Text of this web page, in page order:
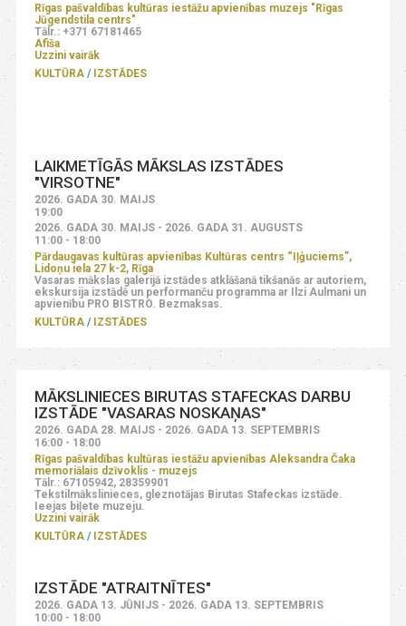
Rīgas pašvaldības kultūras iestāžu apvienības muzejs "Rīgas
Jūgendstila centrs"
Tālr.: +371 67181465
Afiša
Uzzini vairāk
KULTŪRA
IZSTĀDES
LAIKMETĪGĀS MĀKSLAS IZSTĀDES
"VIRSOTNE"
2026. GADA 30. MAIJS
19:00
2026. GADA 30. MAIJS - 2026. GADA 31. AUGUSTS
11:00 - 18:00
Pārdaugavas kultūras apvienības Kultūras centrs “Iļģuciems”,
Lidoņu iela 27 k-2, Rīga
Vasaras mākslas galerijā izstādes atklāšanā tikšanās ar autoriem,
ekskursija izstādē un performanču programma ar Ilzi Aulmani un
apvienību PRO BISTRO. Bezmaksas.
KULTŪRA
IZSTĀDES
MĀKSLINIECES BIRUTAS STAFECKAS DARBU
IZSTĀDE "VASARAS NOSKAŅAS"
2026. GADA 28. MAIJS - 2026. GADA 13. SEPTEMBRIS
16:00 - 18:00
Rīgas pašvaldības kultūras iestāžu apvienības Aleksandra Čaka
memoriālais dzīvoklis - muzejs
Tālr.: 67105942, 28359901
Tekstilmākslinieces, gleznotājas Birutas Stafeckas izstāde.
Ieejas biļete muzeju.
Uzzini vairāk
KULTŪRA
IZSTĀDES
IZSTĀDE "ATRAITNĪTES"
2026. GADA 13. JŪNIJS - 2026. GADA 13. SEPTEMBRIS
10:00 - 18:00